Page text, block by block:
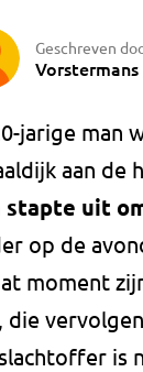
Geschreven
Vorstermans
jarige man
aan de
stapte uit
op de
moment
die
is